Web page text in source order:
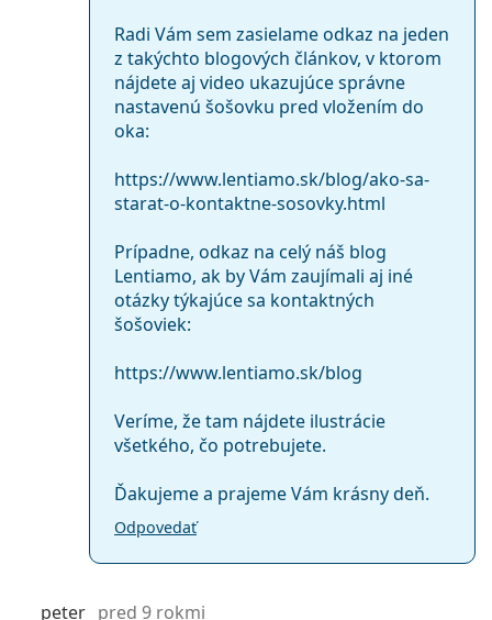
Radi Vám sem zasielame odkaz na jeden
z takýchto blogových článkov, v ktorom
nájdete aj video ukazujúce správne
nastavenú šošovku pred vložením do
oka:
https://www.lentiamo.sk/blog/ako-sa-
starat-o-kontaktne-sosovky.html
Prípadne, odkaz na celý náš blog
Lentiamo, ak by Vám zaujímali aj iné
otázky týkajúce sa kontaktných
šošoviek:
https://www.lentiamo.sk/blog
Veríme, že tam nájdete ilustrácie
všetkého, čo potrebujete.
Ďakujeme a prajeme Vám krásny deň.
Odpovedať
peter pred 9 rokmi